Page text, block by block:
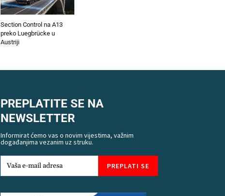
Section Control na A13
preko Luegbrücke u
Austriji
PREPLATITE SE NA
NEWSLETTER
Informirat ćemo vas o novim vijestima, važnim
događanjima vezanim uz struku.
PREPLATI SE